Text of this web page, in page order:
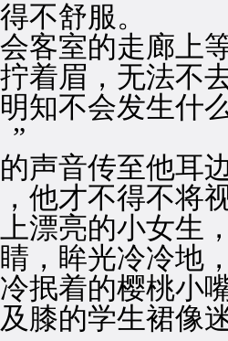
舒服。
室的走廊上等
着眉，无法不
知不会发生什
音传至他耳边
他才不得不将
亮的小女生，
，眸光冷冷地
抿着的樱桃小
的学生裙像迷